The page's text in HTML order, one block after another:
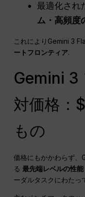
最適化され
ム・高頻度
これによりGemini 3
ートフロンティア.
Gemini 3
対価格：
もの
価格にもかかわらず、
る最先端レベルの性能
ーダルタスクにわたっ